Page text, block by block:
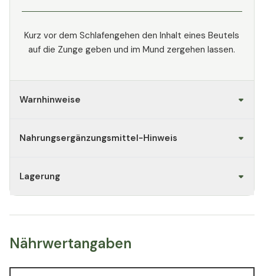
Kurz vor dem Schlafengehen den Inhalt eines Beutels
auf die Zunge geben und im Mund zergehen lassen.
Warnhinweise
Nahrungsergänzungsmittel-Hinweis
Lagerung
Nährwertangaben